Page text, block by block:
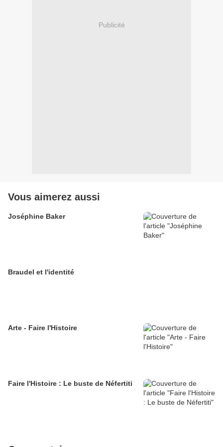
Publicité
Vous aimerez aussi
Joséphine Baker
Braudel et l'identité
Arte - Faire l'Histoire
Faire l'Histoire : Le buste de Néfertiti